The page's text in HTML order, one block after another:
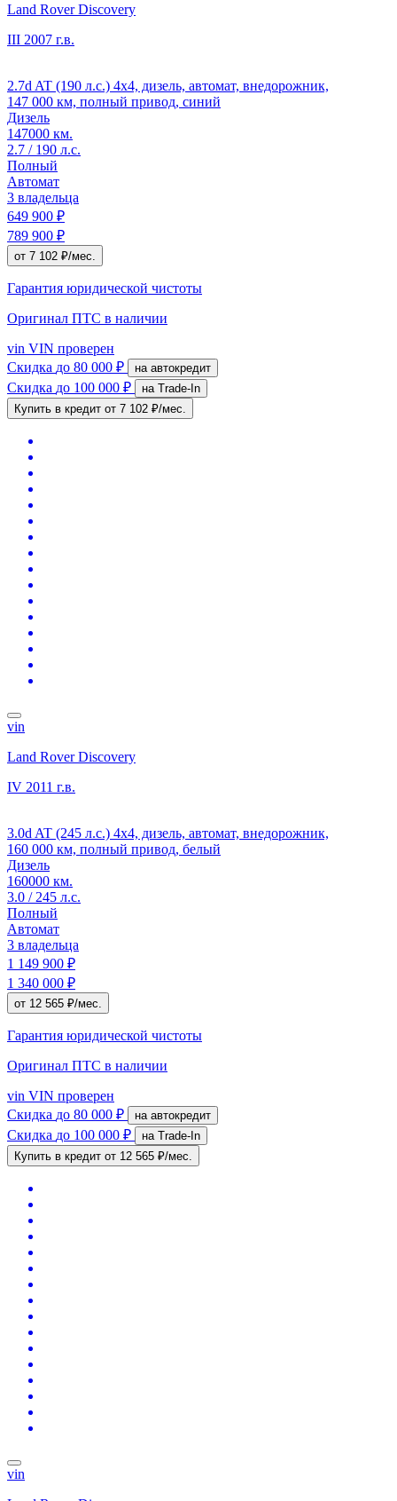
Land Rover Discovery
III 2007 г.в.
2.7d AT (190 л.с.) 4x4, дизель, автомат, внедорожник,
147 000 км, полный привод, синий
Дизель
147000 км.
2.7 / 190 л.с.
Полный
Автомат
3 владельца
649 900 ₽
789 900 ₽
от 7 102 ₽/мес.
Гарантия юридической чистоты
Оригинал ПТС в наличии
vin VIN проверен
Скидка до 80 000 ₽ на автокредит
Скидка до 100 000 ₽
на Trade-In
Купить в кредит от 7 102 ₽/мес.
vin
Land Rover Discovery
IV 2011 г.в.
3.0d AT (245 л.с.) 4x4, дизель, автомат, внедорожник,
160 000 км, полный привод, белый
Дизель
160000 км.
3.0 / 245 л.с.
Полный
Автомат
3 владельца
1 149 900 ₽
1 340 000 ₽
от 12 565 ₽/мес.
Гарантия юридической чистоты
Оригинал ПТС в наличии
vin VIN проверен
Скидка до 80 000 ₽ на автокредит
Скидка до 100 000 ₽
на Trade-In
Купить в кредит от 12 565 ₽/мес.
vin